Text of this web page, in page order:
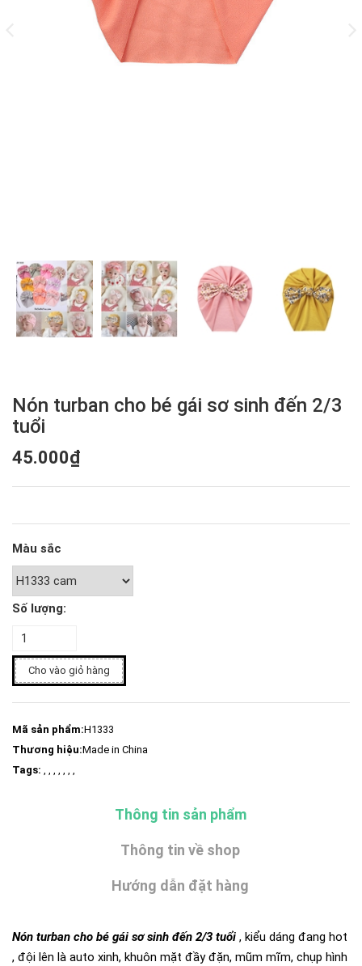
Nón turban cho bé gái sơ sinh đến 2/3
tuổi
45.000₫
Màu sắc
Số lượng:
Cho vào giỏ hàng
Mã sản phẩm:H1333
Thương hiệu:Made in China
Tags: , , , , , , ,
Thông tin sản phẩm
Thông tin về shop
Hướng dẫn đặt hàng
Nón turban cho bé gái sơ sinh đến 2/3 tuổi , kiểu dáng đang hot
, đội lên là auto xinh, khuôn mặt đầy đặn, mũm mĩm, chụp hình